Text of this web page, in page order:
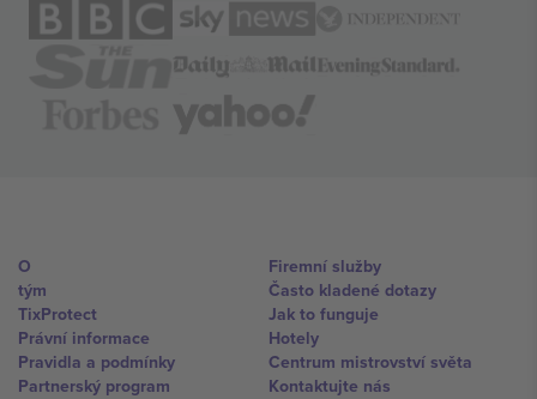
O
tým
TixProtect
Právní informace
Pravidla a podmínky
Partnerský program
Firemní služby
Často kladené dotazy
Jak to funguje
Hotely
Centrum mistrovství světa
Kontaktujte nás